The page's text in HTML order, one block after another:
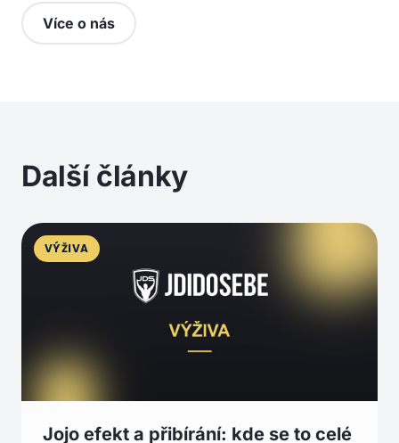
Více o nás
Další články
VÝŽIVA
Jojo efekt a přibírání: kde se to celé